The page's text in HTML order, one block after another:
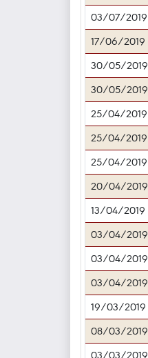
03/07/2019
17/06/2019
30/05/2019
30/05/2019
25/04/2019
25/04/2019
25/04/2019
20/04/2019
13/04/2019
03/04/2019
03/04/2019
03/04/2019
19/03/2019
08/03/2019
03/03/2019